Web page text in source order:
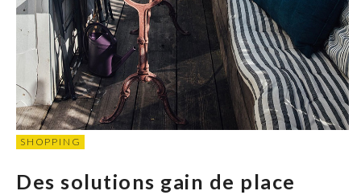
SHOPPING
Des solutions gain de place